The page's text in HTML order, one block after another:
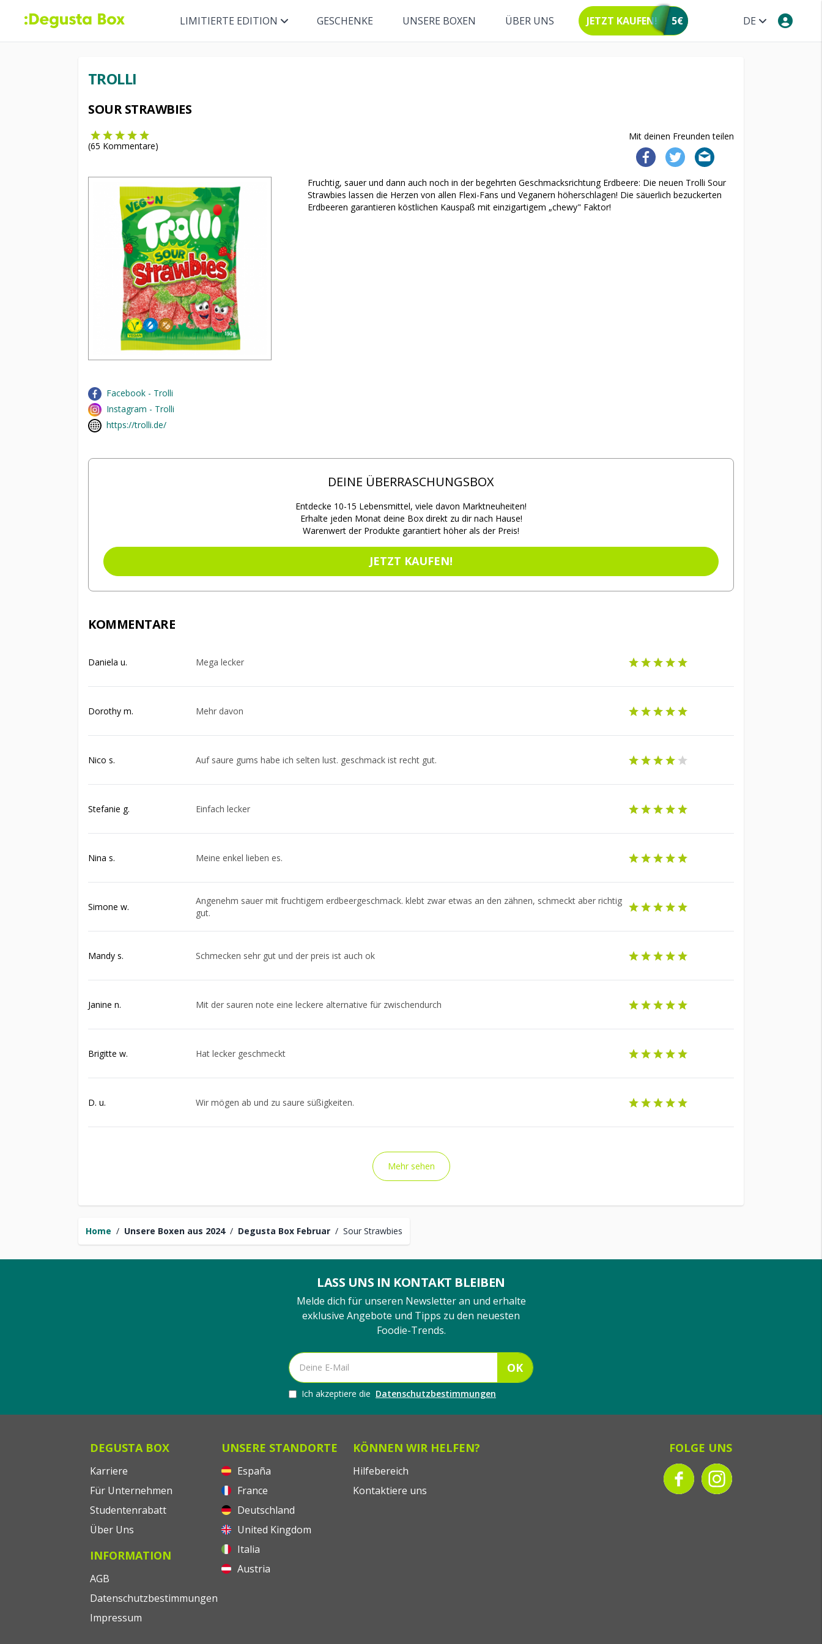
DE
LIMITIERTE EDITION GESCHENKE UNSERE BOXEN ÜBER UNS JETZT KAUFEN! 5€
Home / Unsere Boxen aus 2024 / Degusta Box Februar / Sour Strawbies
TROLLI
SOUR STRAWBIES
Mit deinen Freunden teilen
(65 Kommentare)
Fruchtig, sauer und dann auch noch in der begehrten Geschmacksrichtung Erdbeere: Die neuen Trolli Sour
Strawbies lassen die Herzen von allen Flexi-Fans und Veganern höherschlagen! Die säuerlich bezuckerten
Erdbeeren garantieren köstlichen Kauspaß mit einzigartigem „chewy" Faktor!
Facebook - Trolli
Instagram - Trolli
https://trolli.de/
DEINE ÜBERRASCHUNGSBOX
Entdecke 10-15 Lebensmittel, viele davon Marktneuheiten!
Erhalte jeden Monat deine Box direkt zu dir nach Hause!
Warenwert der Produkte garantiert höher als der Preis!
JETZT KAUFEN!
KOMMENTARE
Daniela u. Mega lecker
Dorothy m. Mehr davon
Nico s. Auf saure gums habe ich selten lust. geschmack ist recht gut.
Stefanie g. Einfach lecker
Nina s. Meine enkel lieben es.
Simone w.
Angenehm sauer mit fruchtigem erdbeergeschmack. klebt zwar etwas an den zähnen, schmeckt aber richtig
gut.
Mandy s. Schmecken sehr gut und der preis ist auch ok
Janine n. Mit der sauren note eine leckere alternative für zwischendurch
Brigitte w. Hat lecker geschmeckt
D. u. Wir mögen ab und zu saure süßigkeiten.
Mehr sehen
LASS UNS IN KONTAKT BLEIBEN
Melde dich für unseren Newsletter an und erhalte
exklusive Angebote und Tipps zu den neuesten
Foodie-Trends.
OK
Ich akzeptiere die Datenschutzbestimmungen
DEGUSTA BOX
Karriere
Für Unternehmen
Studentenrabatt
Über Uns
INFORMATION
AGB
Datenschutzbestimmungen
Impressum
UNSERE STANDORTE
España
France
Deutschland
United Kingdom
Italia
Austria
KÖNNEN WIR HELFEN?
Hilfebereich
Kontaktiere uns
FOLGE UNS